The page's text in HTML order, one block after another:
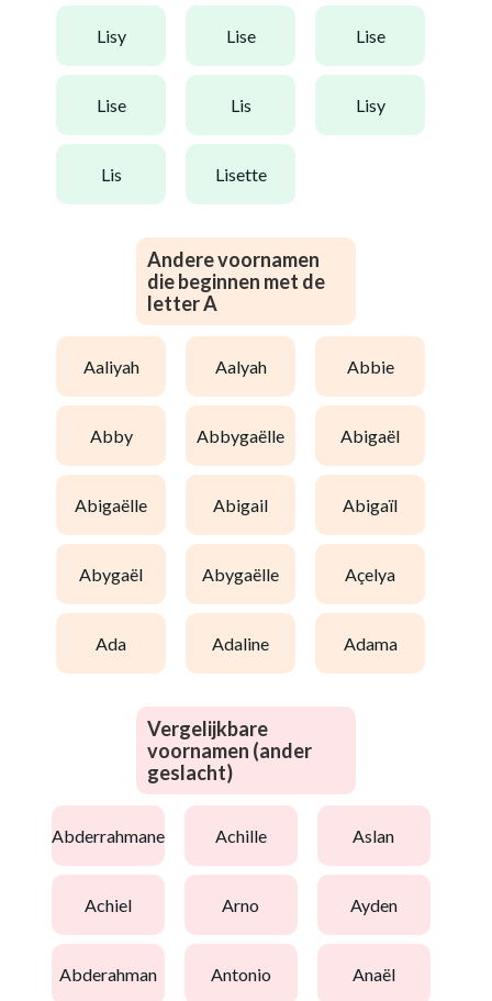
lisy lise lise
lise lis lisy
lis lisette
Andere voornamen
die beginnen met de
letter A
aaliyah aalyah abbie
abby abbygaëlle abigaël
abigaëlle abigail abigaïl
abygaël abygaëlle açelya
ada adaline adama
Vergelijkbare
voornamen (ander
geslacht)
abderrahmane achille aslan
achiel arno ayden
abderahman antonio anaël